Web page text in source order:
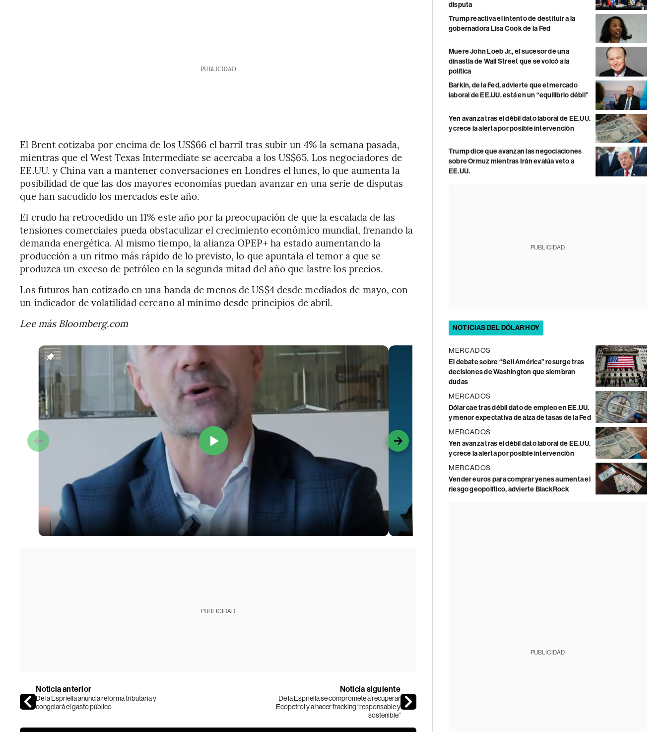
PUBLICIDAD
El Brent cotizaba por encima de los US$66 el barril tras subir un 4% la semana pasada,
mientras que el West Texas Intermediate se acercaba a los US$65. Los negociadores de
EE.UU. y China van a mantener conversaciones en Londres el lunes, lo que aumenta la
posibilidad de que las dos mayores economías puedan avanzar en una serie de disputas
que han sacudido los mercados este año.
El crudo ha retrocedido un 11% este año por la preocupación de que la escalada de las
tensiones comerciales pueda obstaculizar el crecimiento económico mundial, frenando la
demanda energética. Al mismo tiempo, la alianza OPEP+ ha estado aumentando la
producción a un ritmo más rápido de lo previsto, lo que apuntala el temor a que se
produzca un exceso de petróleo en la segunda mitad del año que lastre los precios.
Los futuros han cotizado en una banda de menos de US$4 desde mediados de mayo, con
un indicador de volatilidad cercano al mínimo desde principios de abril.
Lee más Bloomberg.com
PUBLICIDAD
Noticia anterior
De la Espriella anuncia reforma tributaria y
congelará el gasto público
Noticia siguiente
De la Espriella se compromete a recuperar
Ecopetrol y a hacer fracking “responsable y
sostenible”
disputa
Trump reactiva el intento de destituir a la
gobernadora Lisa Cook de la Fed
Muere John Loeb Jr., el sucesor de una
dinastía de Wall Street que se volcó a la
política
Barkin, de la Fed, advierte que el mercado
laboral de EE.UU. está en un “equilibrio débil”
Yen avanza tras el débil dato laboral de EE.UU.
y crece la alerta por posible intervención
Trump dice que avanzan las negociaciones
sobre Ormuz mientras Irán evalúa veto a
EE.UU.
PUBLICIDAD
NOTICIAS DEL DÓLAR HOY
MERCADOS
El debate sobre “Sell América” resurge tras
decisiones de Washington que siembran
dudas
MERCADOS
Dólar cae tras débil dato de empleo en EE.UU.
y menor expectativa de alza de tasas de la Fed
MERCADOS
Yen avanza tras el débil dato laboral de EE.UU.
y crece la alerta por posible intervención
MERCADOS
Vender euros para comprar yenes aumenta el
riesgo geopolítico, advierte BlackRock
PUBLICIDAD